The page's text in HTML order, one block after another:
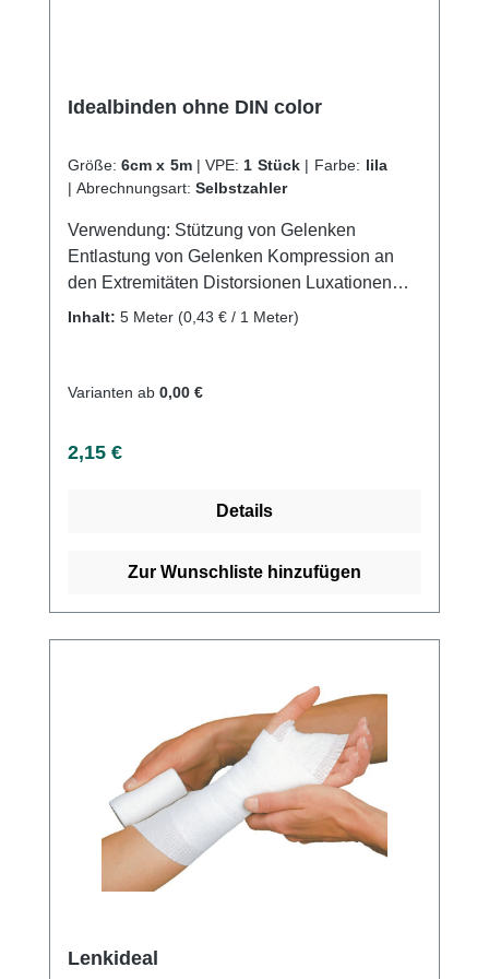
Idealbinden ohne DIN color
Größe: 6cm x 5m | VPE: 1 Stück | Farbe: lila
| Abrechnungsart: Selbstzahler
Verwendung: Stützung von Gelenken
Entlastung von Gelenken Kompression an
den Extremitäten Distorsionen Luxationen
Sportverletzungen Produktqualität:
Bindenhaftung durch hohen Baumwollanteil
60°CKaufen Sie jetzt Idealbinden ohne DIN
unserem schnellen Versand und unserem
Inhalt: 5 Meter (0,43 € / 1 Meter)
Varianten ab 0,00 €
Regulärer Preis:
2,15 €
Details
Zur Wunschliste hinzufügen
Lenkideal